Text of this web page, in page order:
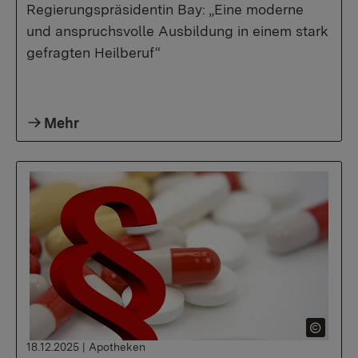
Regierungspräsidentin Bay: „Eine moderne
und anspruchsvolle Ausbildung in einem stark
gefragten Heilberuf“
Mehr
18.12.2025 | Apotheken